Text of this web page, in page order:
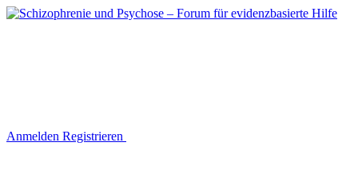
Anmelden Registrieren